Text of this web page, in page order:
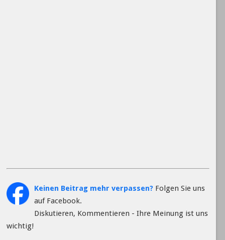
Keinen Beitrag mehr verpassen?Folgen Sie uns
auf Facebook.
Diskutieren, Kommentieren - Ihre Meinung ist uns
wichtig!